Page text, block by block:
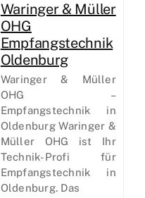
Waringer & Müller
OHG
Empfangstechnik
Oldenburg
Waringer & Müller
OHG –
Empfangstechnik in
Oldenburg Waringer &
Müller OHG ist Ihr
Technik-Profi für
Empfangstechnik in
Oldenburg. Das